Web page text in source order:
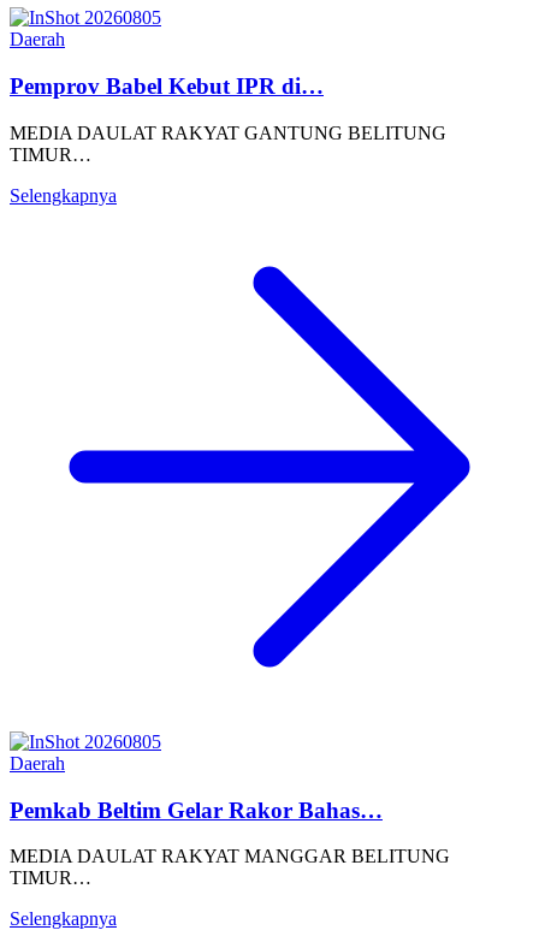
Daerah
Pemprov Babel Kebut IPR di…
MEDIA DAULAT RAKYAT GANTUNG BELITUNG
TIMUR…
Selengkapnya
Daerah
Pemkab Beltim Gelar Rakor Bahas…
MEDIA DAULAT RAKYAT MANGGAR BELITUNG
TIMUR…
Selengkapnya